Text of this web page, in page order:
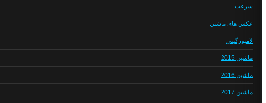
سرعت
عکس های ماشین
لامبورگینی
ماشین 2015
ماشین 2016
ماشین 2017